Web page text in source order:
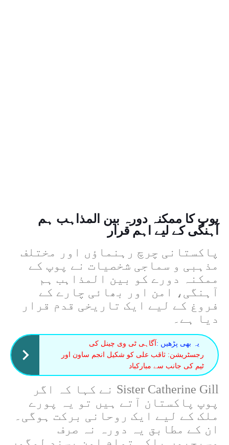
پوپ کا ممکنہ دورہ بین المذاہب ہم
آہنگی کے لیے اہم قرار
پاکستانی چرچ رہنماؤں اور مختلف
مذہبی و سماجی شخصیات نے پوپ کے
ممکنہ دورے کو بین المذاہب ہم
آہنگی، امن اور بھائی چارے کے
فروغ کے لیے ایک تاریخی قدم قرار
دیا ہے۔
یہ بھی پڑھیں : آگاہی ٹی وی چینل کی
رجسٹریشن: ثاقب علی کو شکیل انجم ساون اور
ٹیم کی جانب سے مبارکباد
Sister Catherine Gill نے کہا کہ اگر
پوپ پاکستان آتے ہیں تو یہ پورے
ملک کے لیے ایک روحانی برکت ہوگی۔
ان کے مطابق یہ دورہ نہ صرف